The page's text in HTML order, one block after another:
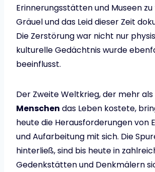
Erinnerungsstätten und Museen zu
Gräuel und das Leid dieser Zeit
Die Zerstörung war nicht nur
kulturelle Gedächtnis wurde
beeinflusst.
Der Zweite Weltkrieg, der mehr als
Menschen das Leben kostete,
heute die Herausforderungen von
und Aufarbeitung mit sich. Die
hinterließ, sind bis heute in
Gedenkstätten und Denkmälern